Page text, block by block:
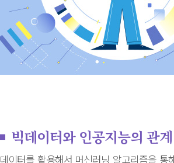
빅데이터와 인공지능의 관계
데이터를 활용해서 머신러닝 알고리즘을